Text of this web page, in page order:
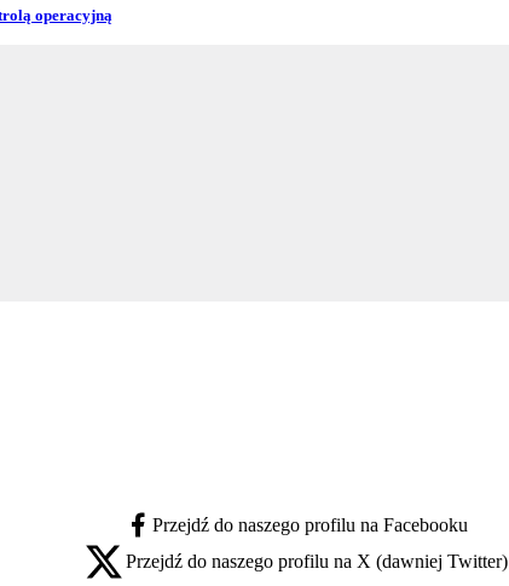
operacyjną
facebook - otwiera się w nowej karcie
Przejdź do naszego profilu na Facebooku
x - otwiera się w nowej karcie
Przejdź do naszego profilu na X (dawniej Twitter)